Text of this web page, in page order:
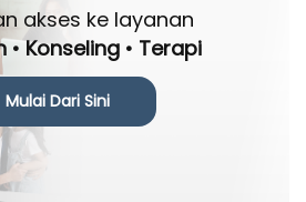
akses ke layanan
• Konseling • Terapi
Mulai Dari Sini